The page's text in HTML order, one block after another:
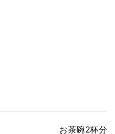
お茶碗2杯分